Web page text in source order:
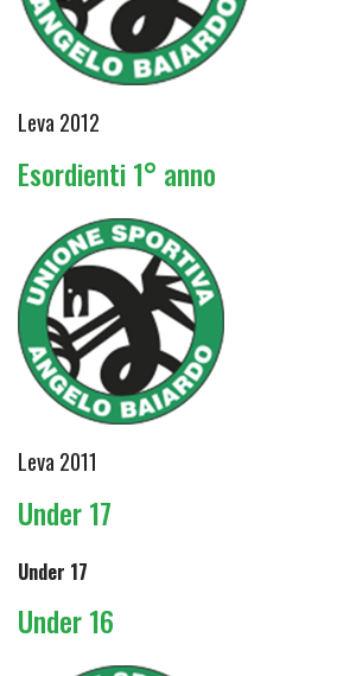
Leva 2012
Esordienti 1° anno
Leva 2011
Under 17
Under 17
Under 16